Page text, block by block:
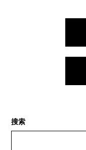
搜索